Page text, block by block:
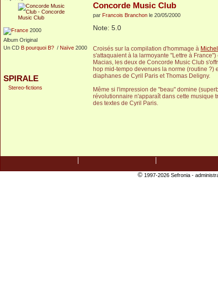
2000
Album Original
Un CD B pourquoi B? / Naïve 2000
SPIRALE
Stereo-fictions
Concorde Music Club
par Francois Branchon le 20/05/2000
Note: 5.0
Croisés sur la compilation d'hommage à
s'attaquaient à la larmoyante "Lettre à
Macias, les deux de Concorde Music Club
hop mid-tempo devenues la norme (routine
diaphanes de Cyril Paris et Thomas Deligny.
Même si l'impression de "beau" domine
révolutionnaire n'apparaît dans cette musique
des textes de Cyril Paris.
©1997-2026 Sefronia -